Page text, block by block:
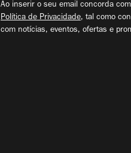
Ao inserir o seu email concorda
Política de Privacidade, tal como
com notícias, eventos, ofertas e